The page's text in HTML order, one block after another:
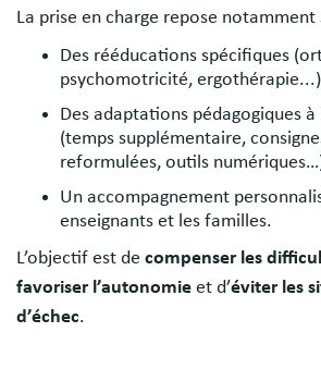
La prise en charge repose notamment
Des rééducations spécifiques
psychomotricité, ergothérapie...)
Des adaptations pédagogiques à
(temps supplémentaire,
reformulées, outils
Un accompagnement
enseignants et les familles.
L’objectif est de compenser les
favoriser l’autonomie et d’éviter les
d’échec.